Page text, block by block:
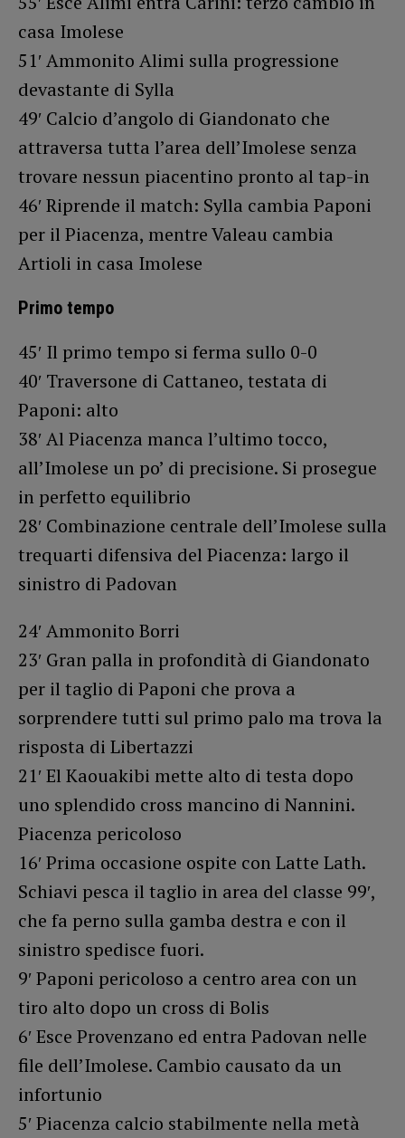
casa Imolese
51′ Ammonito Alimi sulla progressione
devastante di Sylla
49′ Calcio d’angolo di Giandonato che
attraversa tutta l’area dell’Imolese senza
trovare nessun piacentino pronto al tap-in
46′ Riprende il match: Sylla cambia Paponi
per il Piacenza, mentre Valeau cambia
Artioli in casa Imolese
Primo tempo
45′ Il primo tempo si ferma sullo 0-0
40′ Traversone di Cattaneo, testata di
Paponi: alto
38′ Al Piacenza manca l’ultimo tocco,
all’Imolese un po’ di precisione. Si prosegue
in perfetto equilibrio
28′ Combinazione centrale dell’Imolese sulla
trequarti difensiva del Piacenza: largo il
sinistro di Padovan
24′ Ammonito Borri
23′ Gran palla in profondità di Giandonato
per il taglio di Paponi che prova a
sorprendere tutti sul primo palo ma trova la
risposta di Libertazzi
21′ El Kaouakibi mette alto di testa dopo
uno splendido cross mancino di Nannini.
Piacenza pericoloso
16′ Prima occasione ospite con Latte Lath.
Schiavi pesca il taglio in area del classe 99′,
che fa perno sulla gamba destra e con il
sinistro spedisce fuori.
9′ Paponi pericoloso a centro area con un
tiro alto dopo un cross di Bolis
6′ Esce Provenzano ed entra Padovan nelle
file dell’Imolese. Cambio causato da un
infortunio
5′ Piacenza calcio stabilmente nella metà